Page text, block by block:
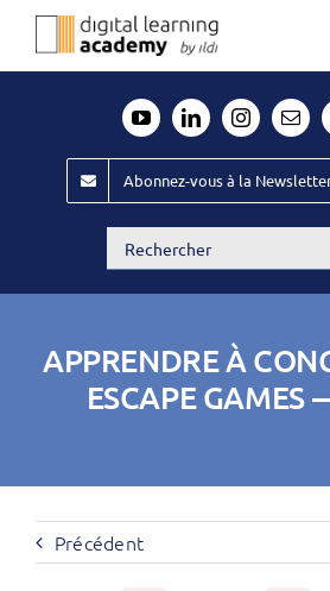
Passer
Évènements ILDI
Offres d’emploi
Publiez
Abonnez-vous à la
Rechercher:
APPRENDRE À
ESCAPE GAMES
Précédent